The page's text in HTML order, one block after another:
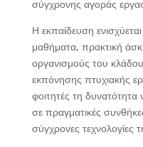
σύγχρονης αγοράς
Η εκπαίδευση
μαθήματα, πρακτική
οργανισμούς του
εκπόνησης πτυχιακής
φοιτητές τη
σε πραγματικές
σύγχρονες τεχνολογίες